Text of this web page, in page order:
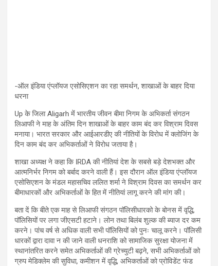
-ऑल इंडिया एंप्लॉयज एसोसिएशन का रहा समर्थन, शाखाओं के बाहर दिया
धरना
Up के जिला Aligarh में भारतीय जीवन बीमा निगम के अभिकर्ता संगठन
लिआफी ने माह के अंतिम दिन शाखाओं के बाहर काम बंद कर विश्राम दिवस
मनाया। भारत सरकार और आईआरडीए की नीतियों के विरोध में क्लोजिंग के
दिन काम बंद कर अभिकर्ताओं ने विरोध जताया है।
शाखा अध्यक्ष ने कहा कि IRDA की नीतियां देश के सबसे बड़े देशभक्त और
आत्मनिर्भर निगम को बर्बाद करने वाली हैं। इस दौरान ऑल इंडिया एंप्लॉयज
एसोसिएशन के मंडल महासचिव ललित शर्मा ने विश्राम दिवस का समर्थन कर
बीमाधारकों और अभिकर्ताओं के हित में नीतियां लागू करने की मांग की।
बता दें कि बीते एक माह से लिआफी संगठन पॉलिसीधारको के बोनस में वृद्धि,
पॉलिसियों पर लगा जीएसटी हटाने। लोन तथा बिलंब शुल्क की ब्याज दर कम
करने। पांच वर्ष से अधिक वाली सभी पॉलिसियों को पुनः चालू करने। पॉलिसी
धारकों द्वारा दावा न की जाने वाली धनराशि को सामाजिक सुरक्षा योजना में
स्थानांतरित करने समेत अभिकर्ताओं की ग्रेच्युटी बढ़ने, सभी अभिकर्ताओं को
ग्रुप मेडिक्लेम की सुविधा, कमीशन में वृद्धि, अभिकर्ताओं को प्रोविडेंट फंड